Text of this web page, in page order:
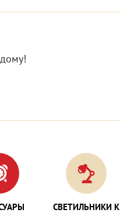
СВЕТИЛЬНИКИ К